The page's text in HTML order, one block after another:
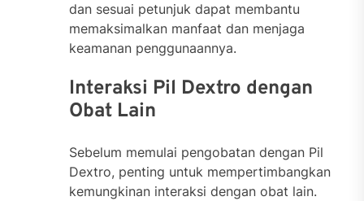
dan sesuai petunjuk dapat membantu
memaksimalkan manfaat dan menjaga
keamanan penggunaannya.
Interaksi Pil Dextro dengan
Obat Lain
Sebelum memulai pengobatan dengan Pil
Dextro, penting untuk mempertimbangkan
kemungkinan interaksi dengan obat lain.